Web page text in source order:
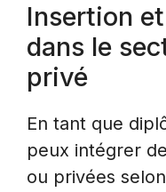
Insertion
dans le
privé
En tant que
peux intégrer
ou privées